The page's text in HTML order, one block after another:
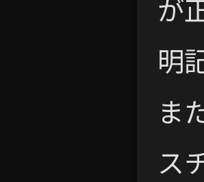
が
明
ま
ス